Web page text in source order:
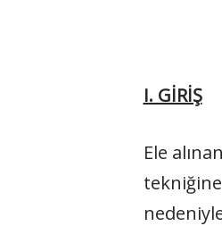
I. GİRİŞ
Ele
tekniğine